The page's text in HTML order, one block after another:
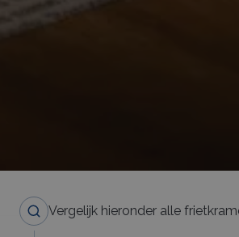
Vergelijk hieronder alle